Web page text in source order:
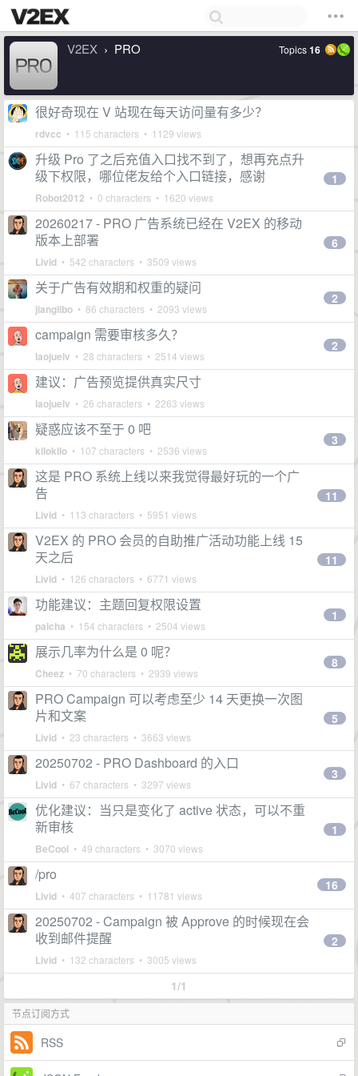
V2EX › PRO Topics16
很好奇现在 V 站现在每天访问量有多少？
rdvcc • 115 characters • 1129 views
升级 Pro 了之后充值入口找不到了，想再充点升
级下权限，哪位佬友给个入口链接，感谢
Robot2012 • 0 characters • 1620 views
1
20260217 - PRO 广告系统已经在 V2EX 的移动
版本上部署
Livid • 542 characters • 3509 views
6
关于广告有效期和权重的疑问
jianglibo • 86 characters • 2093 views
2
campaign 需要审核多久？
laojuelv • 28 characters • 2514 views
2
建议：广告预览提供真实尺寸
laojuelv • 26 characters • 2263 views
疑惑应该不至于 0 吧
kilokilo • 107 characters • 2536 views
3
这是 PRO 系统上线以来我觉得最好玩的一个广
告
Livid • 113 characters • 5951 views
11
V2EX 的 PRO 会员的自助推广活动功能上线 15
天之后
Livid • 126 characters • 6771 views
11
功能建议：主题回复权限设置
paicha • 154 characters • 2504 views
1
展示几率为什么是 0 呢？
Cheez • 70 characters • 2939 views
8
PRO Campaign 可以考虑至少 14 天更换一次图
片和文案
Livid • 23 characters • 3663 views
5
20250702 - PRO Dashboard 的入口
Livid • 67 characters • 3297 views
3
优化建议：当只是变化了 active 状态，可以不重
新审核
BeCool • 49 characters • 3070 views
1
/pro
Livid • 407 characters • 11781 views
16
20250702 - Campaign 被 Approve 的时候现在会
收到邮件提醒
Livid • 132 characters • 3005 views
2
1/1
节点订阅方式
RSS